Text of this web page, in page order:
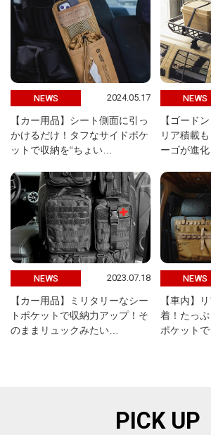
NEWS 2024.05.17
【カー用品】シート側面に引っ
かけるだけ！タフなサイドポケ
ットで収納を“ちょい…
NEWS
【ゴード
リア積載
ーゴが進化
NEWS 2023.07.18
【カー用品】ミリタリーなシー
トポケットで収納力アップ！そ
のままリュックみたい…
NEWS
【車内】
着！たっ
ポケット
PICK UP